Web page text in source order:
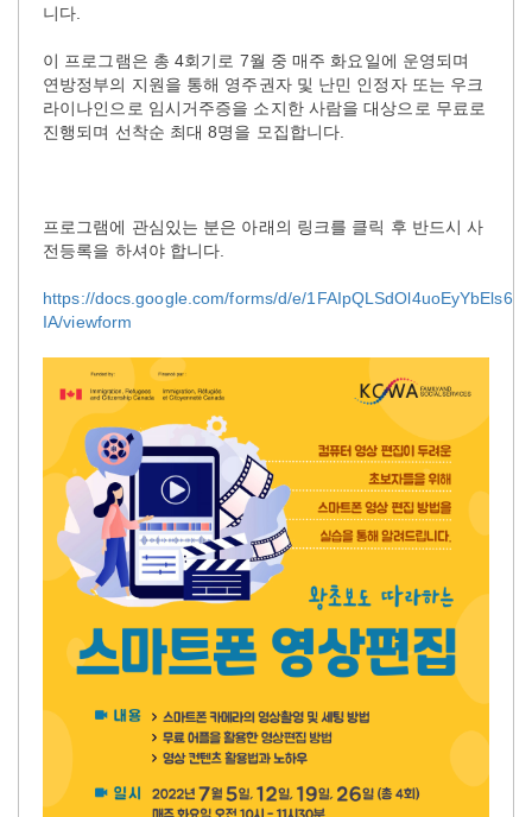
니다
이 프로그램은 총 4회기로 7월 중매주 화요일에 운영되며
연방정부의 지원을 통해 영주권자 및 난민 인정자 또는 우크
라이나인으로 임시거주증을 소지한 사람을 대상으로 무료로
진행되며 선착순 최대 8명을 모집합니다
프로그램에 관심있는 분은 아래의 링크를 클릭 후 반드시 사
전등록을 하셔야 합니다
https://docs.google.com/forms/d/e/
IA/viewform